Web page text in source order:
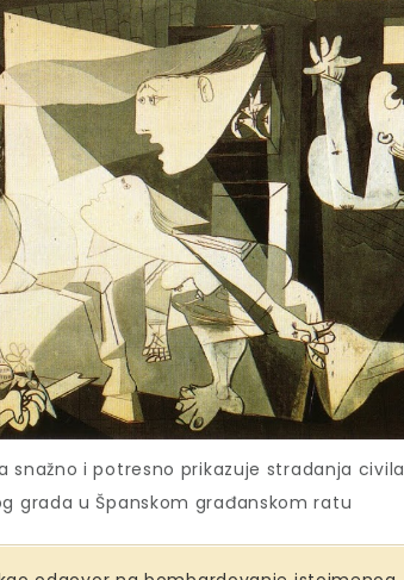
snažno i potresno prikazuje stradanja civila
grada u Španskom građanskom ratu